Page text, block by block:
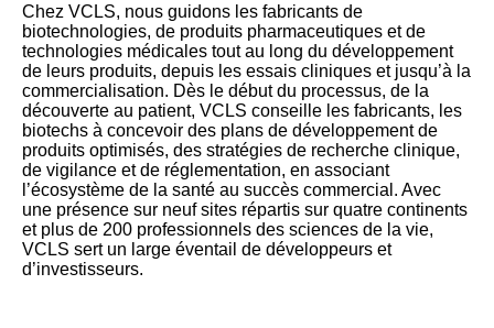
Chez VCLS, nous guidons les fabricants de
biotechnologies, de produits pharmaceutiques et de
technologies médicales tout au long du développement
de leurs produits, depuis les essais cliniques et jusqu’à la
commercialisation. Dès le début du processus, de la
découverte au patient, VCLS conseille les fabricants, les
biotechs à concevoir des plans de développement de
produits optimisés, des stratégies de recherche clinique,
de vigilance et de réglementation, en associant
l’écosystème de la santé au succès commercial. Avec
une présence sur neuf sites répartis sur quatre continents
et plus de 200 professionnels des sciences de la vie,
VCLS sert un large éventail de développeurs et
d’investisseurs.